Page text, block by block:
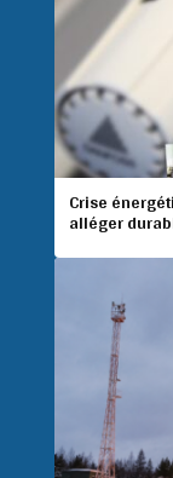
Crise
alléger